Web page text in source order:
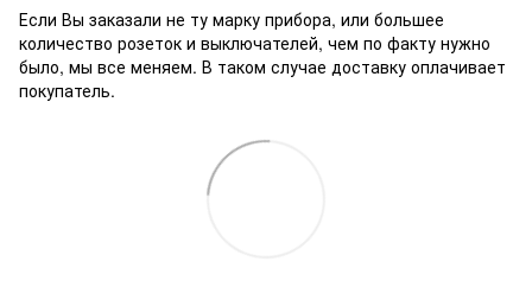
Если Вы заказали не ту марку прибора, или большее
количество розеток и выключателей, чем по факту нужно
было, мы все меняем. В таком случае доставку оплачивает
покупатель.